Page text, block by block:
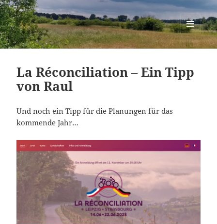
Berlin-Brandenburg Randonneure
MENÜ
UND
La Réconciliation – Ein Tipp
von Raul
Und noch ein Tipp für die Planungen für das
kommende Jahr…